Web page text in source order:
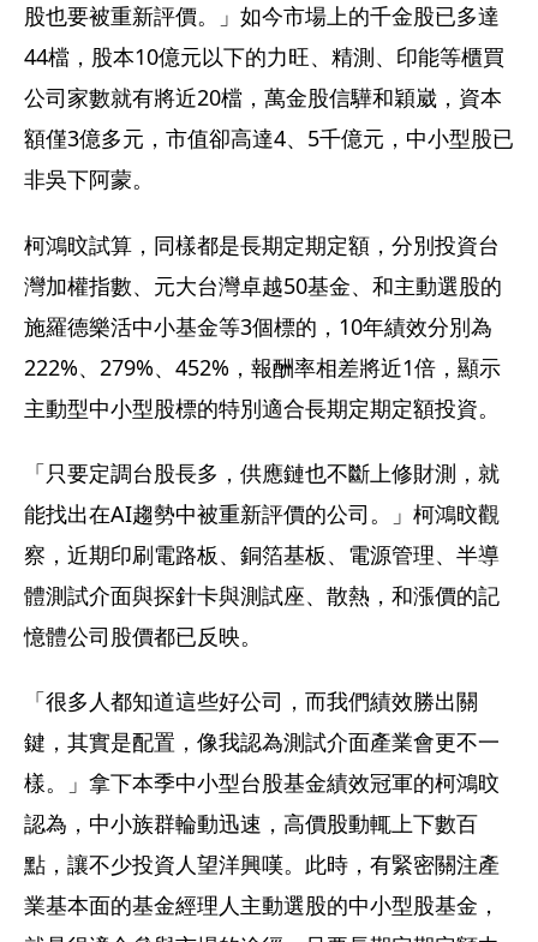
股也要被重新評價。」如今市場上的千金股已多達
44檔，股本10億元以下的力旺、精測、印能等櫃買
公司家數就有將近20檔，萬金股信驊和穎崴，資本
額僅3億多元，市值卻高達4、5千億元，中小型股已
非吳下阿蒙。
柯鴻旼試算，同樣都是長期定期定額，分別投資台
灣加權指數、元大台灣卓越50基金、和主動選股的
施羅德樂活中小基金等3個標的，10年績效分別為
222%、279%、452%，報酬率相差將近1倍，顯示
主動型中小型股標的特別適合長期定期定額投資。
「只要定調台股長多，供應鏈也不斷上修財測，就
能找出在AI趨勢中被重新評價的公司。」柯鴻旼觀
察，近期印刷電路板、銅箔基板、電源管理、半導
體測試介面與探針卡與測試座、散熱，和漲價的記
憶體公司股價都已反映。
「很多人都知道這些好公司，而我們績效勝出關
鍵，其實是配置，像我認為測試介面產業會更不一
樣。」拿下本季中小型台股基金績效冠軍的柯鴻旼
認為，中小族群輪動迅速，高價股動輒上下數百
點，讓不少投資人望洋興嘆。此時，有緊密關注產
業基本面的基金經理人主動選股的中小型股基金，